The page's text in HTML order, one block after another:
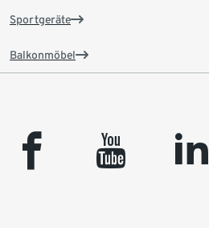
Sportgeräte
Balkonmöbel
facebook youtube linkedin